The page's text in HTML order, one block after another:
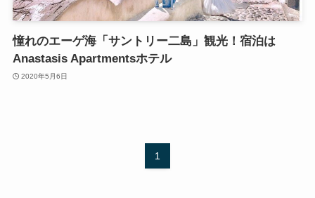
憧れのエーゲ海「サントリー二島」観光！宿泊は
Anastasis Apartmentsホテル
2020年5月6日
1